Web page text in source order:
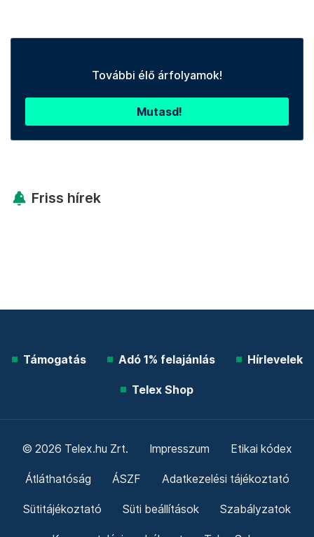
További élő árfolyamok!
Mutasd!
Friss hírek
Támogatás Adó 1% felajánlás Hírlevelek
Telex Shop
© 2026 Telex.hu Zrt. Impresszum Etikai kódex
Átláthatóság ÁSZF Adatkezelési tájékoztató
Sütitájékoztató Süti beállítások Szabályzatok